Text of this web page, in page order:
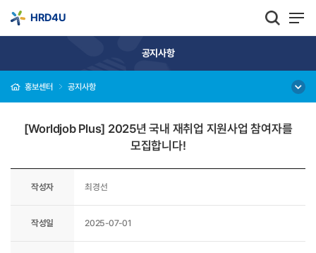
HRD4U
공지사항
홍보센터 공지사항
[Worldjob Plus] 2025년 국내 재취업 지원사업 참여자를
모집합니다!
작성자 최경선
작성일 2025-07-01